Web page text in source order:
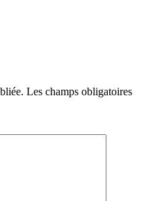
Les champs obligatoires